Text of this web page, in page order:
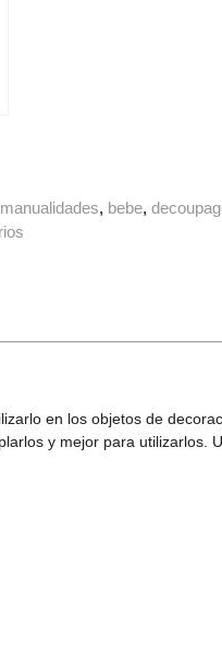
manualidades bebe
en los objetos de
y mejor para utilizarlos.